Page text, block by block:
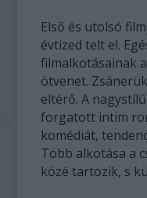
Első és utolsó
évtized telt el.
filmalkotásainak
ötvenet.
eltérő. A
forgatott intim
komédiát,
Több alkotása a
közé tartozik, s